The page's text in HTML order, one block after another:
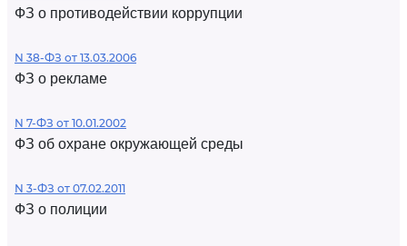
ФЗ о противодействии коррупции
N 38-ФЗ от 13.03.2006
ФЗ о рекламе
N 7-ФЗ от 10.01.2002
ФЗ об охране окружающей среды
N 3-ФЗ от 07.02.2011
ФЗ о полиции